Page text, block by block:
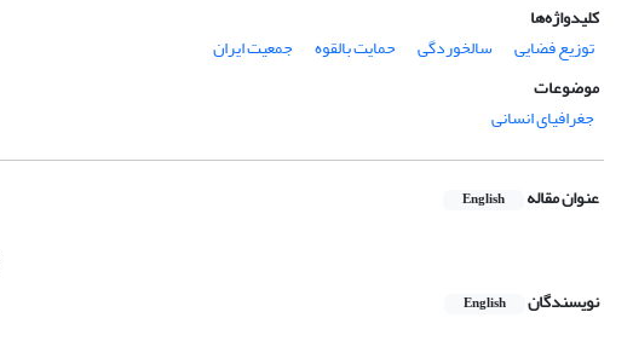
کلیدواژه‌ها
توزیع فضایی
سالخوردگی حمایت بالقوه
جمعیت ایران
موضوعات
جغرافیای انسانی
عنوان مقاله English
نویسندگان English